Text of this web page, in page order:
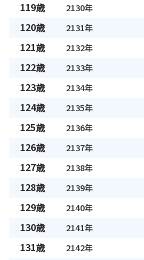
119歳 2130年
120歳 2131年
121歳 2132年
122歳 2133年
123歳 2134年
124歳 2135年
125歳 2136年
126歳 2137年
127歳 2138年
128歳 2139年
129歳 2140年
130歳 2141年
131歳 2142年